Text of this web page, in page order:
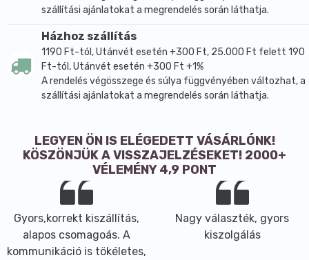
szállítási ajánlatokat a megrendelés során láthatja.
Házhoz szállítás
1190 Ft-tól, Utánvét esetén +300 Ft, 25.000 Ft felett 190
Ft-tól, Utánvét esetén +300 Ft +1%
A rendelés végösszege és súlya függvényében változhat, a
szállítási ajánlatokat a megrendelés során láthatja.
LEGYEN ÖN IS ELÉGEDETT VÁSÁRLÓNK!
KÖSZÖNJÜK A VISSZAJELZÉSEKET! 2000+
VÉLEMÉNY 4,9 PONT
Gyors,korrekt kiszállítás,
alapos csomagoás. A
kommunikáció is tökéletes,
Nagy választék, gyors
kiszolgálás